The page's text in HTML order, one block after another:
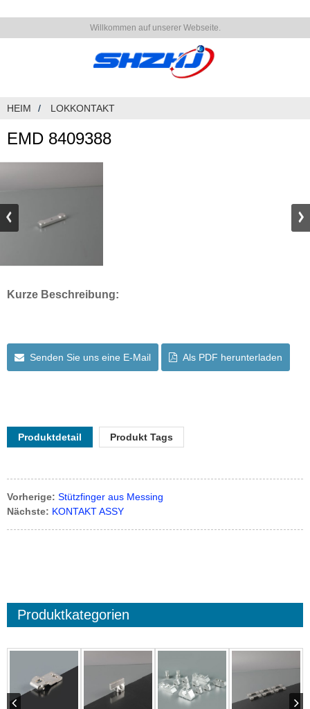
Willkommen auf unserer Webseite.
HEIM LOKKONTAKT
EMD 8409388
Kurze Beschreibung:
Senden Sie uns eine E-Mail Als PDF herunterladen
Produktdetail Produkt Tags
Vorherige: Stützfinger aus Messing
Nächste: KONTAKT ASSY
Produktkategorien